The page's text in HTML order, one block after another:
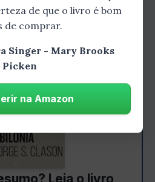
Leia o livro
de que o livro é bom
de comprar.
Singer - Mary Brooks
Picken
na Amazon